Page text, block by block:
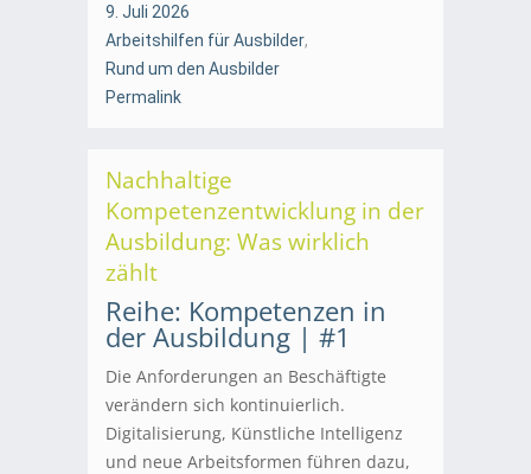
9. Juli 2026
Arbeitshilfen für Ausbilder,
Rund um den Ausbilder
Permalink
Nachhaltige
Kompetenzentwicklung in der
Ausbildung: Was wirklich
zählt
Reihe: Kompetenzen in
der Ausbildung | #1
Die Anforderungen an Beschäftigte
verändern sich kontinuierlich.
Digitalisierung, Künstliche Intelligenz
und neue Arbeitsformen führen dazu,